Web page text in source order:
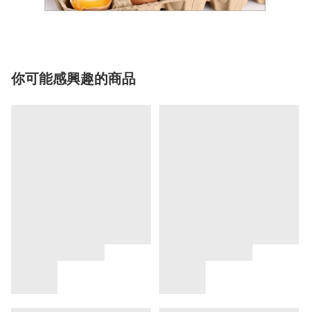
你可能感興趣的商品